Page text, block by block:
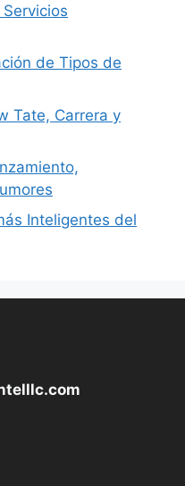
de Tipos de
Tate, Carrera y
Inteligentes del